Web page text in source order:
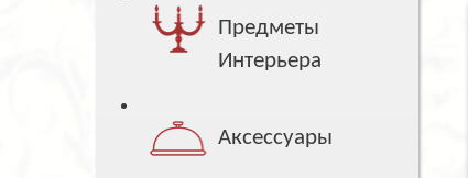
Предметы
Интерьера
Аксессуары